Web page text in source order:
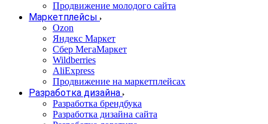
Продвижение молодого сайта
Маркетплейсы
Ozon
Яндекс Маркет
Сбер МегаМаркет
Wildberries
AliExpress
Продвижение на маркетплейсах
Разработка дизайна
Разработка брендбука
Разработка дизайна сайта